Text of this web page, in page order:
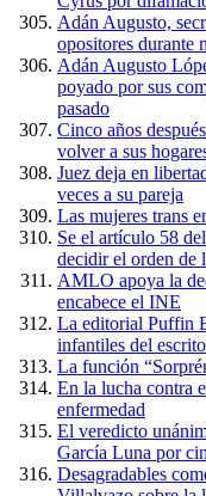
Adán Augusto,
opositores durante
Adán Augusto
poyado por sus
pasado
Cinco años
volver a sus
Juez deja en
veces a su pareja
Las mujeres trans
Se el artículo 58
decidir el orden de
AMLO apoya la
encabece el INE
La editorial Puffin
infantiles del
La función
En la lucha contra
enfermedad
El veredicto
García Luna por
Desagradables